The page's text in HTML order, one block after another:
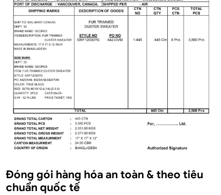
Đóng gói hàng hóa an toàn & theo tiêu
chuẩn quốc tế